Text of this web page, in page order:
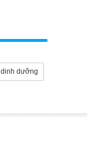
dinh dưỡng